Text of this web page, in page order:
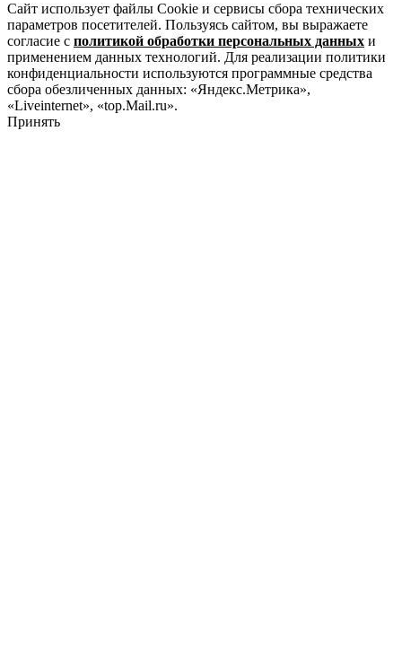
Сайт использует файлы Cookie и сервисы сбора технических
параметров посетителей. Пользуясь сайтом, вы выражаете
согласие с политикой обработки персональных данных и
применением данных технологий. Для реализации политики
конфиденциальности используются программные средства
сбора обезличенных данных: «Яндекс.Метрика»,
«Liveinternet», «top.Mail.ru».
Принять